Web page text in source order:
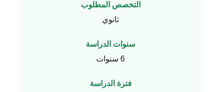
التخصص المطلوب
ثانوي
سنوات الدراسة
6 سنوات
فترة الدراسة